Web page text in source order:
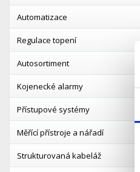
Automatizace
Regulace topení
Autosortiment
Kojenecké alarmy
Přístupové systémy
Měřící přístroje a nářadí
Strukturovaná kabeláž